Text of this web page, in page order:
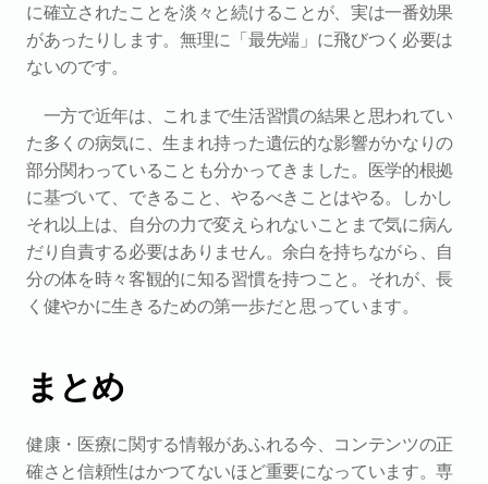
に確立されたことを淡々と続けることが、実は一番効果
があったりします。無理に「最先端」に飛びつく必要は
ないのです。
一方で近年は、これまで生活習慣の結果と思われてい
た多くの病気に、生まれ持った遺伝的な影響がかなりの
部分関わっていることも分かってきました。医学的根拠
に基づいて、できること、やるべきことはやる。しかし
それ以上は、自分の力で変えられないことまで気に病ん
だり自責する必要はありません。余白を持ちながら、自
分の体を時々客観的に知る習慣を持つこと。それが、長
く健やかに生きるための第一歩だと思っています。
まとめ
健康・医療に関する情報があふれる今、コンテンツの正
確さと信頼性はかつてないほど重要になっています。専